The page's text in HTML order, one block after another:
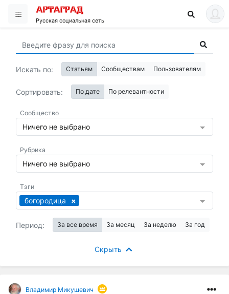
Русская социальная сеть
Искать по: Статьям Сообществам Пользователям
Сортировать: По дате По релевантности
Сообщество
Ничего не выбрано
Рубрика
Ничего не выбрано
Тэги
богородица
Период: За все время За месяц За неделю За год
Скрыть
Владимир Микушевич